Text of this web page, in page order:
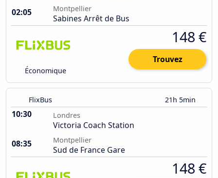
02:05
Montpellier
Sabines Arrêt de Bus
Économique
148 €
Trouvez
FlixBus 21h 5min
10:30 Londres
Victoria Coach Station
08:35
Montpellier
Sud de France Gare
148 €